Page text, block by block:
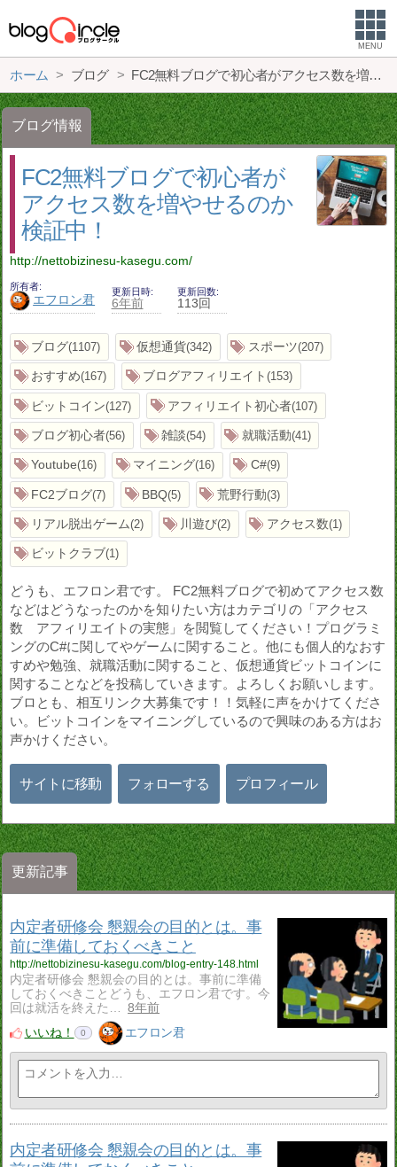
MENU
ホーム ブログ FC2無料ブログで初心者がアクセス数を増やせるのか検証中！
ブログ情報
FC2無料ブログで初心者が
アクセス数を増やせるのか
検証中！
http://nettobizinesu-kasegu.com/
所有者
エフロン君
更新日時
6年前
更新回数
113回
ブログ 1107 仮想通貨 342 スポーツ 207
おすすめ 167 ブログアフィリエイト 153
ビットコイン 127 アフィリエイト初心者 107
ブログ初心者 56 雑談 54 就職活動 41
Youtube 16 マイニング 16 C# 9
FC2ブログ 7 BBQ 5 荒野行動 3
リアル脱出ゲーム 2 川遊び 2 アクセス数 1
ビットクラブ 1
どうも、エフロン君です。 FC2無料ブログで初めてアクセス数
などはどうなったのかを知りたい方はカテゴリの「アクセス
数 アフィリエイトの実態」を閲覧してください！プログラミ
ングのC#に関してやゲームに関すること。他にも個人的なおす
すめや勉強、就職活動に関すること、仮想通貨ビットコインに
関することなどを投稿していきます。よろしくお願いします。
ブロとも、相互リンク大募集です！！気軽に声をかけてくださ
い。ビットコインをマイニングしているので興味のある方はお
声かけください。
サイトに移動 フォローする プロフィール
更新記事
内定者研修会 懇親会の目的とは。事
前に準備しておくべきこと
http://nettobizinesu-kasegu.com/blog-entry-148.html
内定者研修会 懇親会の目的とは。事前に準備
しておくべきことどうも、エフロン君です。今
回は就活を終えた…
8年前
いいね！
0 エフロン君
内定者研修会 懇親会の目的とは。事